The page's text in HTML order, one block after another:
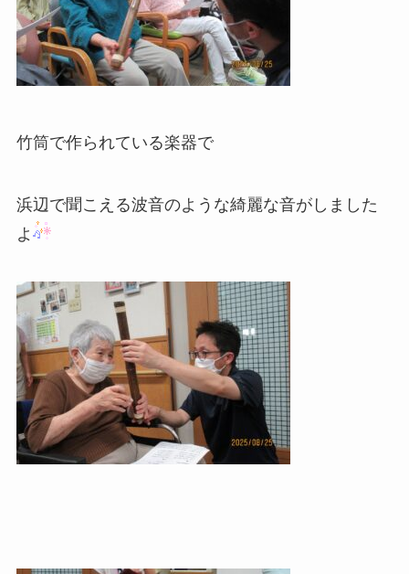
竹筒で作られている楽器で
浜辺で聞こえる波音のような綺麗な音がしました
よ